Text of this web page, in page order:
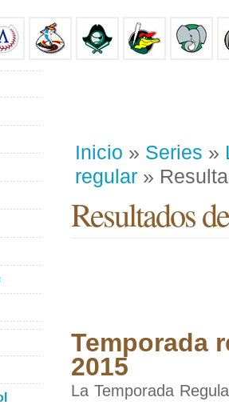
Inicio » Series »
regular »
Resultados
Temporada
2015
La Temporada